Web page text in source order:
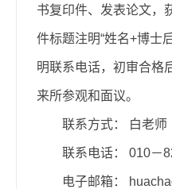
书复印件、发表论文，
件标题注明“姓名+博士
明联系电话，初审合格
来所参观和面议。
联系方式： 白老师
联系电话： 010－
电子邮箱：